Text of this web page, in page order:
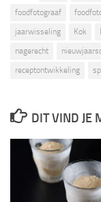
foodfotograaf
jaarwisseling
Kok
nagerecht
receptontwikkeling
DIT VIND JE